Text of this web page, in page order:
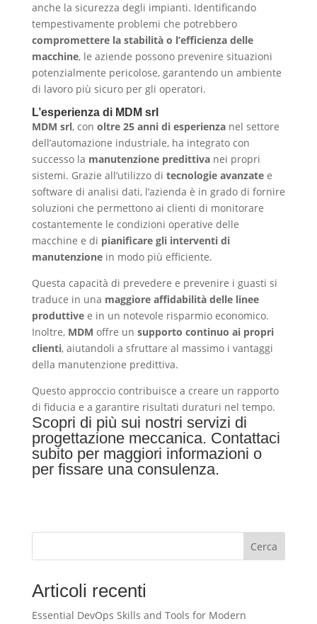
anche la sicurezza degli impianti. Identificando
tempestivamente problemi che potrebbero
compromettere la stabilità o l’efficienza delle
macchine, le aziende possono prevenire situazioni
potenzialmente pericolose, garantendo un ambiente
di lavoro più sicuro per gli operatori.
L’esperienza di MDM srl
MDM srl, con oltre 25 anni di esperienzanel settore
dell’automazione industriale, ha integrato con
successo la manutenzione predittivanei propri
sistemi. Grazie all’utilizzo di tecnologie avanzatee
software di analisi dati, l’azienda è in grado di fornire
soluzioni che permettono ai clienti di monitorare
costantemente le condizioni operative delle
macchine e di pianificare gli interventi di
manutenzionein modo più efficiente.
Questa capacità di prevedere e prevenire i guasti si
traduce in una maggiore affidabilità delle linee
produttivee in un notevole risparmio economico.
Inoltre, MDM offre un supporto continuo ai propri
clienti, aiutandoli a sfruttare al massimo i vantaggi
della manutenzione predittiva.
Questo approccio contribuisce a creare un rapporto
di fiducia e a garantire risultati duraturi nel tempo.
Scopri di più sui nostri servizi di
progettazione meccanica. Contattaci
subitoper maggiori informazioni o
per fissare una consulenza.
Cerca
Articoli recenti
Essential DevOps Skills and Tools for Modern